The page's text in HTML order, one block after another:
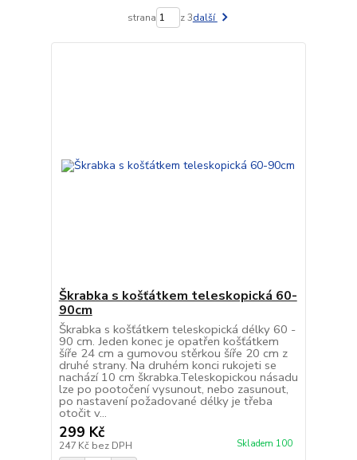
strana z 3další
Škrabka s košťátkem teleskopická 60-
90cm
Škrabka s košťátkem teleskopická délky 60 -
90 cm. Jeden konec je opatřen košťátkem
šíře 24 cm a gumovou stěrkou šíře 20 cm z
druhé strany. Na druhém konci rukojeti se
nachází 10 cm škrabka.Teleskopickou násadu
lze po pootočení vysunout, nebo zasunout,
po nastavení požadované délky je třeba
otočit v...
299 Kč
247 Kč bez DPH Skladem 100